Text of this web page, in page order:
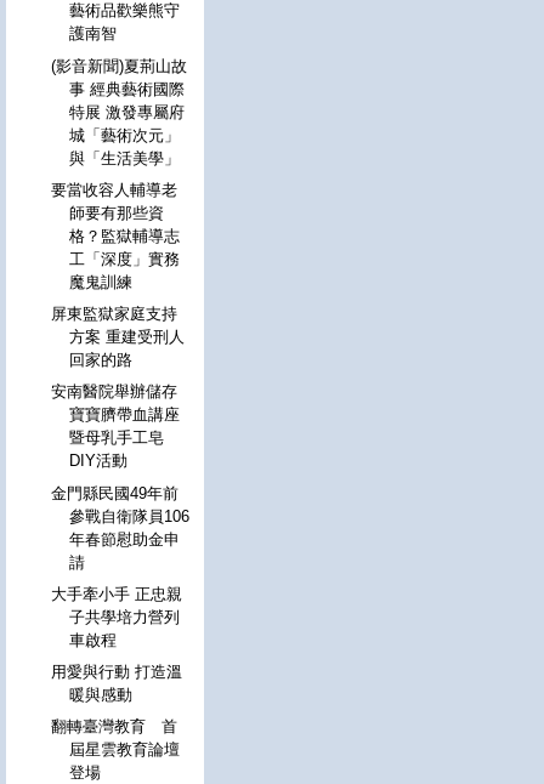
藝術品歡樂熊守
護南智
(影音新聞)夏荊山故
事 經典藝術國際
特展 激發專屬府
城「藝術次元」
與「生活美學」
要當收容人輔導老
師要有那些資
格？監獄輔導志
工「深度」實務
魔鬼訓練
屏東監獄家庭支持
方案 重建受刑人
回家的路
安南醫院舉辦儲存
寶寶臍帶血講座
暨母乳手工皂
DIY活動
金門縣民國49年前
參戰自衛隊員106
年春節慰助金申
請
大手牽小手 正忠親
子共學培力營列
車啟程
用愛與行動 打造溫
暖與感動
翻轉臺灣教育 首
屆星雲教育論壇
登場